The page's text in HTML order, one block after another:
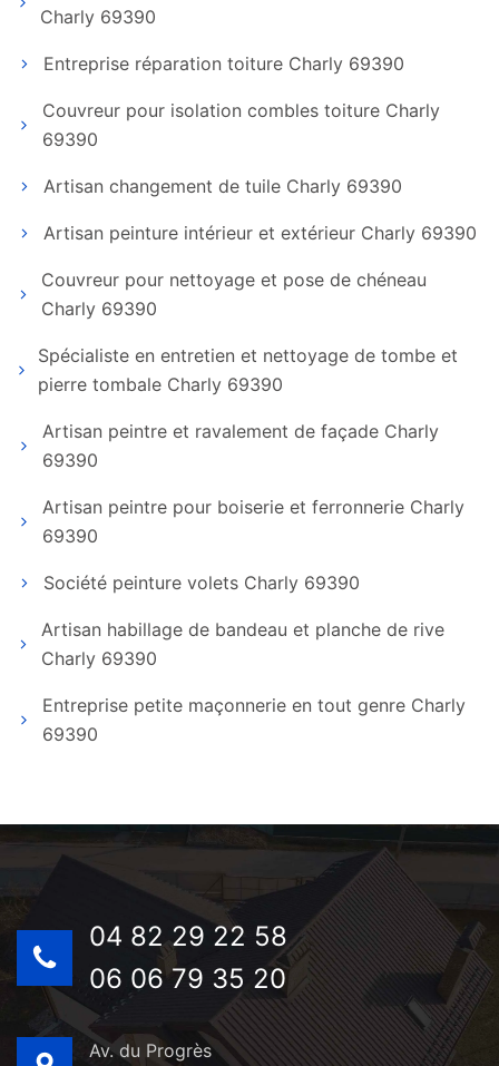
Charly 69390
Entreprise réparation toiture Charly 69390
Couvreur pour isolation combles toiture Charly
69390
Artisan changement de tuile Charly 69390
Artisan peinture intérieur et extérieur Charly 69390
Couvreur pour nettoyage et pose de chéneau
Charly 69390
Spécialiste en entretien et nettoyage de tombe et
pierre tombale Charly 69390
Artisan peintre et ravalement de façade Charly
69390
Artisan peintre pour boiserie et ferronnerie Charly
69390
Société peinture volets Charly 69390
Artisan habillage de bandeau et planche de rive
Charly 69390
Entreprise petite maçonnerie en tout genre Charly
69390
04 82 29 22 58
06 06 79 35 20
Av. du Progrès